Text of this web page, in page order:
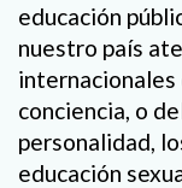
educación
nuestro país
internacionales
conciencia, o
personalidad,
educación